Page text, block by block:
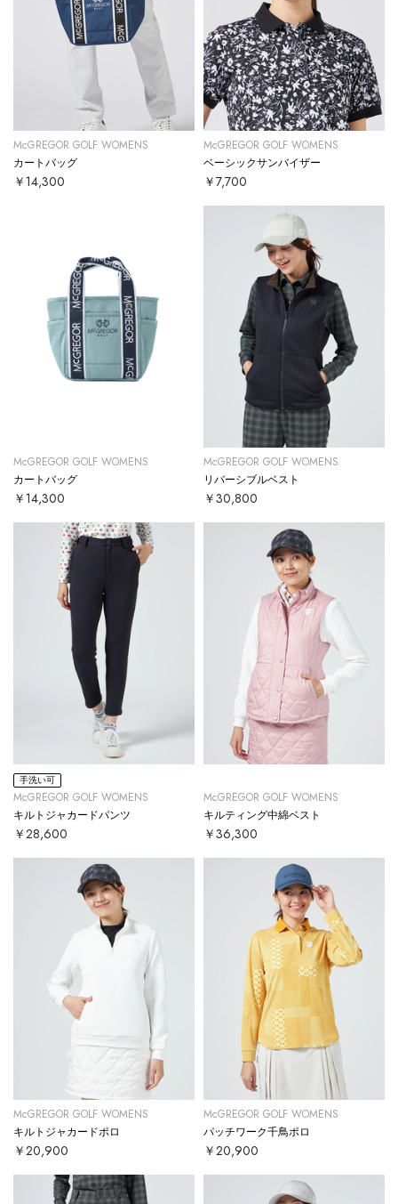
McGREGOR GOLF WOMENS
カートバッグ
￥14,300
McGREGOR GOLF WOMENS
ベーシックサンバイザー
￥7,700
McGREGOR GOLF WOMENS
カートバッグ
￥14,300
McGREGOR GOLF WOMENS
リバーシブルベスト
￥30,800
手洗い可
McGREGOR GOLF WOMENS
キルトジャカードパンツ
￥28,600
McGREGOR GOLF WOMENS
キルティング中綿ベスト
￥36,300
McGREGOR GOLF WOMENS
キルトジャカードポロ
￥20,900
McGREGOR GOLF WOMENS
パッチワーク千鳥ポロ
￥20,900